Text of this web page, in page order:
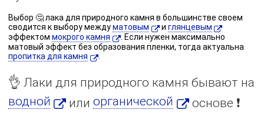
Выбор 🤔 лака для природного камня в большинстве своем
сводится к выбору междуматовым и глянцевым
эффектом мокрого камня
. Если нужен максимально
матовый эффект без образования пленки, тогда актуальна
пропитка для камня
.
👌 Лаки для природного камня бывают на
водной
илиорганической основе ❗️